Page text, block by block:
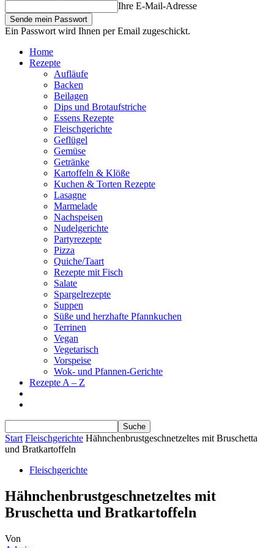
Ihre E-Mail-Adresse
Ein Passwort wird Ihnen per Email zugeschickt.
Home
Rezepte
Aufläufe
Backen
Beilagen
Dips und Brotaufstriche
Essens Rezepte
Fleischgerichte
Geflügel
Gemüse
Getränke
Kartoffeln & Klöße
Kuchen & Torten Rezepte
Lasagne
Marmelade
Nachspeisen
Nudelgerichte
Partyrezepte
Pizza
Quiche/Taart
Rezepte mit Fisch
Salate
Spargelrezepte
Suppen
Süße und herzhafte Pfannkuchen
Terrinen
Vegan
Vegetarisch
Vorspeise
Wok- und Pfannen-Gerichte
Rezepte A – Z
Start Fleischgerichte Hähnchenbrustgeschnetzeltes mit Bruschetta
und Bratkartoffeln
Fleischgerichte
Hähnchenbrustgeschnetzeltes mit
Bruschetta und Bratkartoffeln
Von